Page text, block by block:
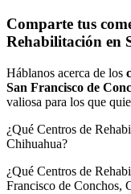
Comparte tus
Rehabilitación en
Háblanos acerca de los
San Francisco de
valiosa para los que
¿Qué Centros de
Chihuahua?
¿Qué Centros de
Francisco de Conchos,